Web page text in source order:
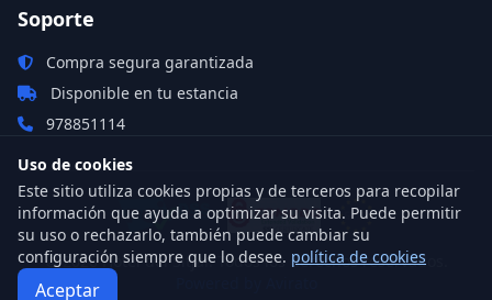
Soporte
Compra segura garantizada
Disponible en tu estancia
978851114
© 2026 Hotel del Sitjar. Todos los derechos reservados.
Uso de cookies
Este sitio utiliza cookies propias y de terceros para recopilar
información que ayuda a optimizar su visita. Puede permitir
su uso o rechazarlo, también puede cambiar su
configuración siempre que lo desee. política de cookies
Aceptar